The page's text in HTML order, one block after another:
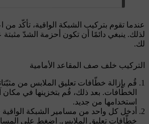
عندما تقوم بتركيب الشبكة الواقية، تأكّد من
لذلك. ينبغي دائمًا أن تكون أحزمة الشدّ
لك.
التركيب خلف صف المقاعد الأمامية
قُم بإزالة خطّافات تعليق الملابس من
الخطّافات. بعد ذلك، قُم بتخزينها في مكان
استخدامها من جديد.
أدخل كل واحد من مسامير الشبكة
خطّافات تعليق الملابس. اضغط على